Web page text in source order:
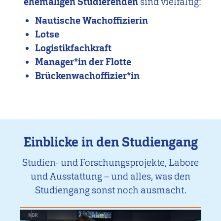
Nautische Wachoffizierin
Lotse
Logistikfachkraft
Manager*in der Flotte
Brückenwachoffizier*in
Einblicke in den Studiengang
Studien- und Forschungsprojekte, Labore
und Ausstattung – und alles, was den
Studiengang sonst noch ausmacht.